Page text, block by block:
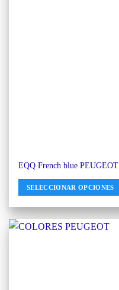
EQQ French blue PEUGEOT
SELECCIONAR OPCIONES